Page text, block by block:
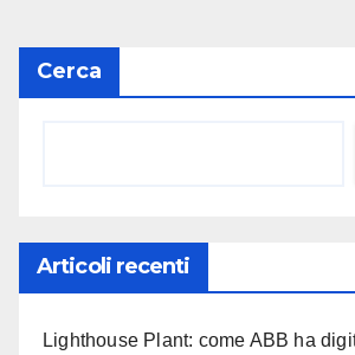
Cerca
Articoli recenti
Lighthouse Plant: come ABB ha